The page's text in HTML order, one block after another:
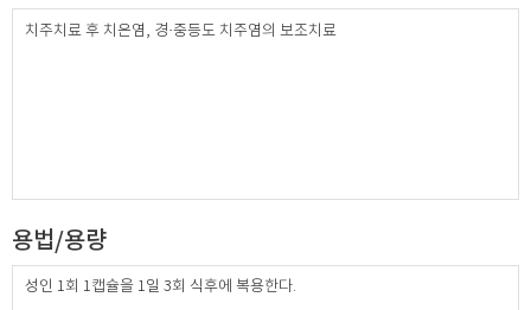
치주치료 후 치은염, 경·중등도 치주염의 보조치료
용법/용량
성인 1회 1캡슐을 1일 3회 식후에 복용한다.​